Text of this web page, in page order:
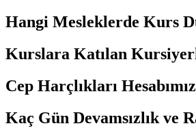
Hangi Mesleklerde Kurs
Kurslara Katılan
Cep Harçlıkları
Kaç Gün Devamsızlık